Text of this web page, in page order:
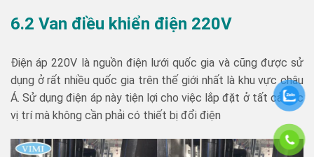
6.2 Van điều khiển điện 220V
Điện áp 220V là nguồn điện lưới quốc gia và cũng được sử
dụng ở rất nhiều quốc gia trên thế giới nhất là khu vực châu
Á. Sử dụng điện áp này tiện lợi cho việc lắp đặt ở tất cả các
vị trí mà không cần phải có thiết bị đổi điện